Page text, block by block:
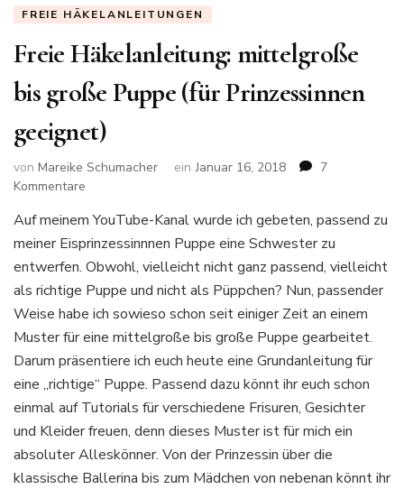
FREIE HÄKELANLEITUNGEN
Freie Häkelanleitung: mittelgroße
bis große Puppe (für Prinzessinnen
geeignet)
von Mareike Schumacher ein Januar 16, 2018
7
Kommentare
Häkelanleitung:
mittelgroße
bis
Puppe
(für
Prinzessinnen
geeignet)
Auf meinem YouTube-Kanal wurde ich gebeten, passend zu
meiner Eisprinzessinnnen Puppe eine Schwester zu
entwerfen. Obwohl, vielleicht nicht ganz passend, vielleicht
als richtige Puppe und nicht als Püppchen? Nun, passender
Weise habe ich sowieso schon seit einiger Zeit an einem
Muster für eine mittelgroße bis große Puppe gearbeitet.
Darum präsentiere ich euch heute eine Grundanleitung für
eine „richtige“ Puppe. Passend dazu könnt ihr euch schon
einmal auf Tutorials für verschiedene Frisuren, Gesichter
und Kleider freuen, denn dieses Muster ist für mich ein
absoluter Alleskönner. Von der Prinzessin über die
klassische Ballerina bis zum Mädchen von nebenan könnt ihr